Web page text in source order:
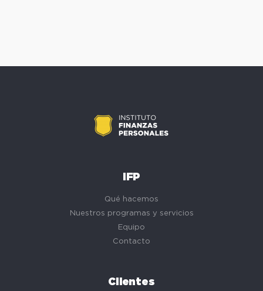
IFP
Qué hacemos
Nuestros programas y servicios
Equipo
Contacto
Clientes